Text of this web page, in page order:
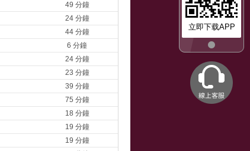
立即下载APP
49 分鐘
24 分鐘
44 分鐘
6 分鐘
24 分鐘
23 分鐘
39 分鐘
75 分鐘
18 分鐘
19 分鐘
19 分鐘